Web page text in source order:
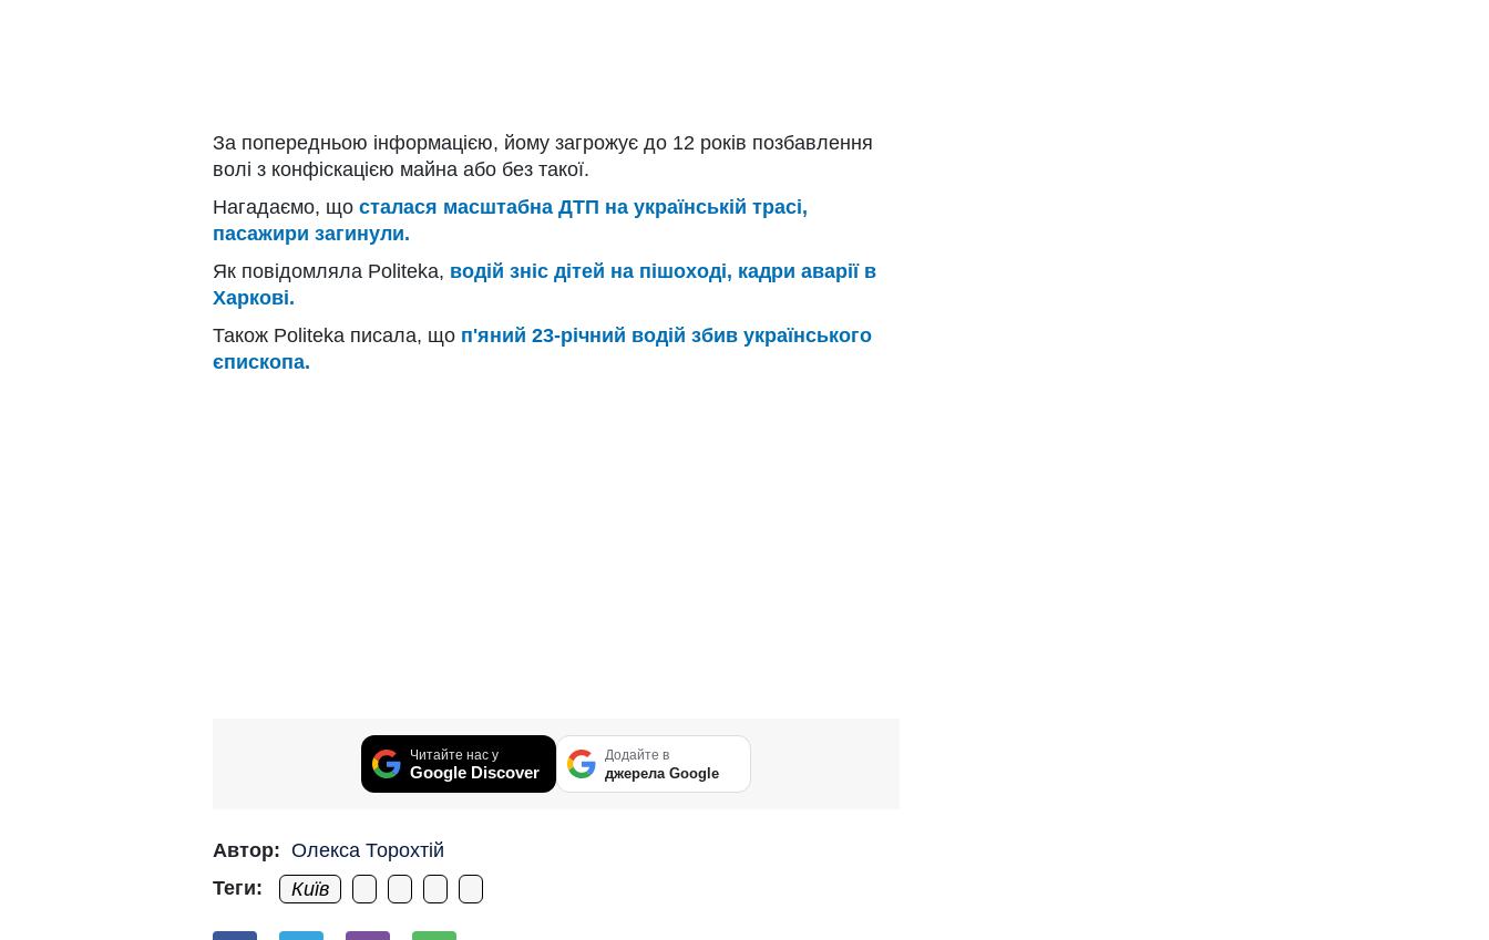
За попередньою інформацією, йому загрожує до 12 років позбавлення
волі з конфіскацією майна або без такої.
Нагадаємо, що сталася масштабна ДТП на українській трасі,
пасажири загинули.
Як повідомляла Politeka, водій зніс дітей на пішоході, кадри аварії в
Харкові.
Також Politeka писала, що п'яний 23-річний водій збив українського
єпископа.
Читайте нас у
Google Discover
Додайте в
джерела Google
Автор: Олекса Торохтій
Теги:
Київ